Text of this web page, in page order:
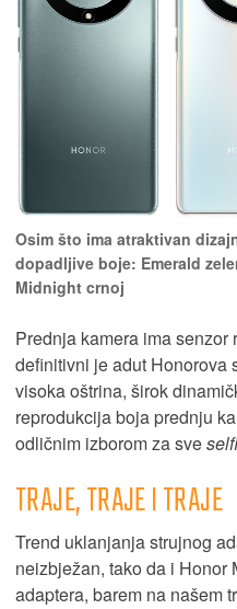
Osim što ima atraktivan
dopadljive boje: Emerald
Midnight crnoj
Prednja kamera ima
definitivni je adut Honorova
visoka oštrina, širok
reprodukcija boja prednju
odličnim izborom za sve
TRAJE, TRAJE I TRAJE
Trend uklanjanja strujnog
neizbježan, tako da i Honor
adaptera, barem na našem